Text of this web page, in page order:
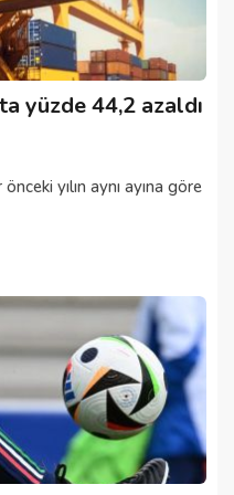
yüzde 44,2 azaldı
yılın aynı ayına göre